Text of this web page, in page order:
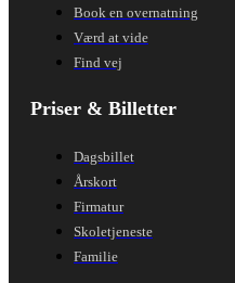
Book en overnatning
Værd at vide
Find vej
Priser & Billetter
Dagsbillet
Årskort
Firmatur
Skoletjeneste
Familie